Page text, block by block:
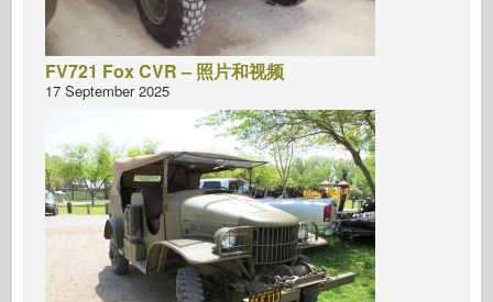
FV721 Fox CVR – 照片和视频
17 September 2025